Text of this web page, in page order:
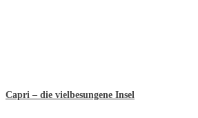
Capri – die vielbesungene Insel